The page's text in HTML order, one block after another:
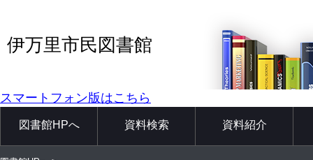
伊万里市民図書館
スマートフォン版はこちら
図書館HPへ 資料検索 資料紹介